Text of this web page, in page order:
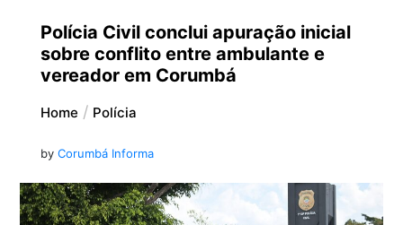
Polícia Civil conclui apuração inicial
sobre conflito entre ambulante e
vereador em Corumbá
Home Polícia
by Corumbá Informa